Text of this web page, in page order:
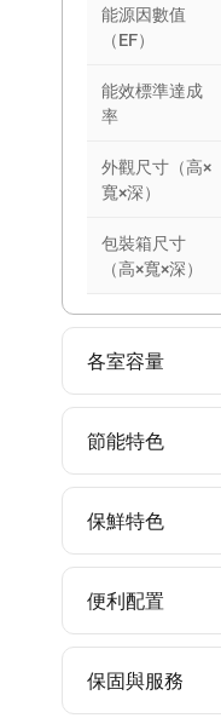
能源因數值
（EF）
能效標準達成
率
外觀尺寸（高×
寬×深）
包裝箱尺寸
（高×寬×深）
各室容量
節能特色
保鮮特色
便利配置
保固與服務